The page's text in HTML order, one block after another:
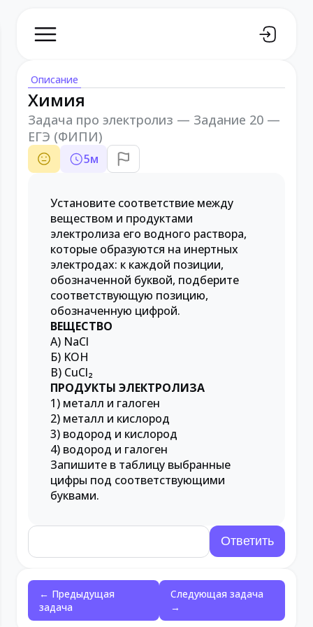
Описание
Химия
Задача про электролиз — Задание 20 —
ЕГЭ (ФИПИ)
5м
Установите соответствие между
веществом и продуктами
электролиза его водного раствора,
которые образуются на инертных
электродах: к каждой позиции,
обозначенной буквой, подберите
соответствующую позицию,
обозначенную цифрой.
ВЕЩЕСТВО
А) NaCl
Б) KOH
В) CuCl₂
ПРОДУКТЫ ЭЛЕКТРОЛИЗА
1) металл и галоген
2) металл и кислород
3) водород и кислород
4) водород и галоген
Запишите в таблицу выбранные
цифры под соответствующими
буквами.
← Предыдущая
задача
Следующая задача
→